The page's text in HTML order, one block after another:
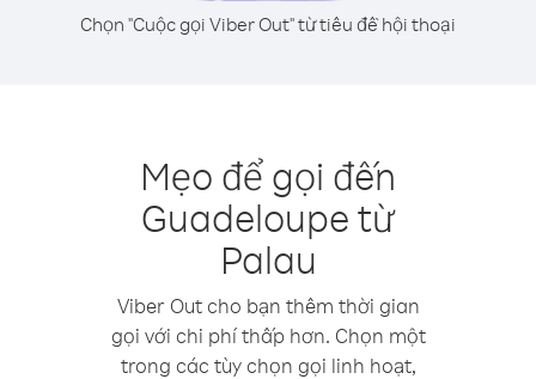
Chọn "Cuộc gọi Viber Out" từ tiêu đề hội thoại
Mẹo để gọi đến
Guadeloupe từ
Palau
Viber Out cho bạn thêm thời gian
gọi với chi phí thấp hơn. Chọn một
trong các tùy chọn gọi linh hoạt,